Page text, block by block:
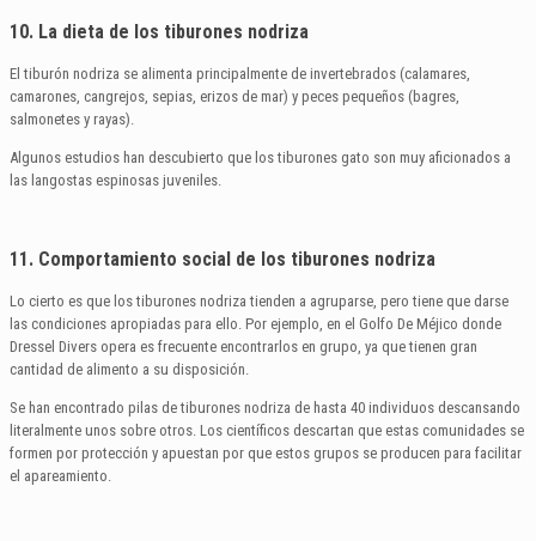
10. La dieta de los tiburones nodriza
El tiburón nodriza se alimenta principalmente de invertebrados (calamares,
camarones, cangrejos, sepias, erizos de mar) y peces pequeños (bagres,
salmonetes y rayas).
Algunos estudios han descubierto que los tiburones gato son muy aficionados a
las langostas espinosas juveniles.
11. Comportamiento social de los tiburones nodriza
Lo cierto es que los tiburones nodriza tienden a agruparse, pero tiene que darse
las condiciones apropiadas para ello. Por ejemplo, en el Golfo De Méjico donde
Dressel Divers opera es frecuente encontrarlos en grupo, ya que tienen gran
cantidad de alimento a su disposición.
Se han encontrado pilas de tiburones nodriza de hasta 40 individuos descansando
literalmente unos sobre otros. Los científicos descartan que estas comunidades se
formen por protección y apuestan por que estos grupos se producen para facilitar
el apareamiento.